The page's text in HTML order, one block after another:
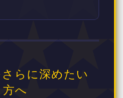
らに深めたい
方へ